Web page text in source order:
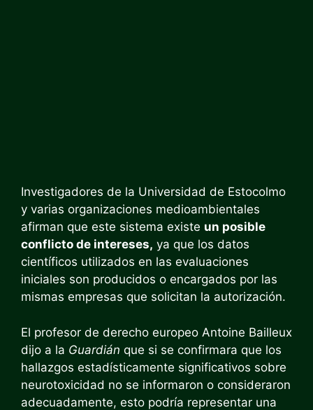
Investigadores de la Universidad de Estocolmo
y varias organizaciones medioambientales
afirman que este sistema existe un posible
conflicto de intereses, ya que los datos
científicos utilizados en las evaluaciones
iniciales son producidos o encargados por las
mismas empresas que solicitan la autorización.
El profesor de derecho europeo Antoine Bailleux
dijo a la Guardián que si se confirmara que los
hallazgos estadísticamente significativos sobre
neurotoxicidad no se informaron o consideraron
adecuadamente, esto podría representar una